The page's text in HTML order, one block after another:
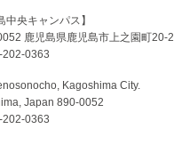
中央キャンパス】
鹿児島県鹿児島市上之園町20-2
202-0363
Kagoshima City.
Japan 890-0052
202-0363